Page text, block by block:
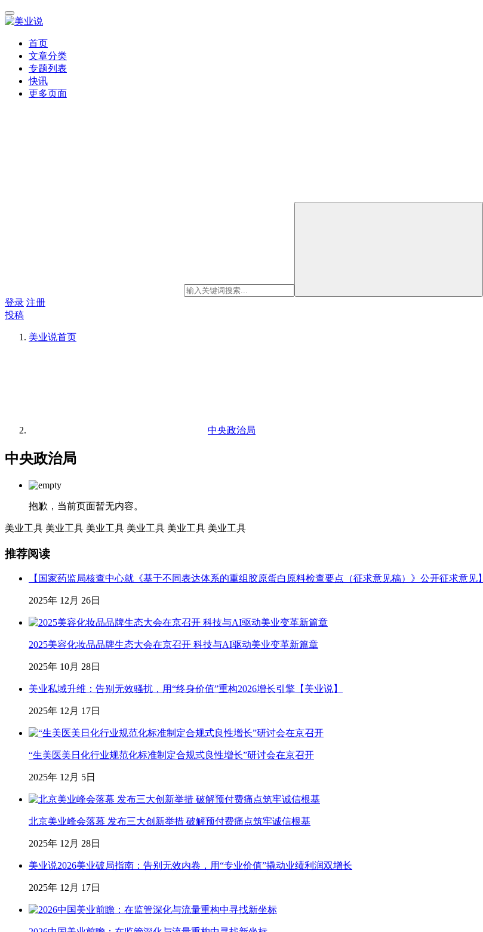
首页
文章分类
专题列表
快讯
更多页面
登录 注册
投稿
美业说首页
中央政治局
中央政治局
抱歉，当前页面暂无内容。
美业工具 美业工具 美业工具 美业工具 美业工具 美业工具
推荐阅读
【国家药监局核查中心就《基于不同表达体系的重组胶原蛋白原料检查要点（征求意见稿）》公开征求意见】
2025年 12月 26日
2025美容化妆品品牌生态大会在京召开 科技与AI驱动美业变革新篇章
2025年 10月 28日
美业私域升维：告别无效骚扰，用“终身价值”重构2026增长引擎【美业说】
2025年 12月 17日
“生美医美日化行业规范化标准制定合规式良性增长”研讨会在京召开
2025年 12月 5日
北京美业峰会落幕 发布三大创新举措 破解预付费痛点筑牢诚信根基
2025年 12月 28日
美业说2026美业破局指南：告别无效内卷，用“专业价值”撬动业绩利润双增长
2025年 12月 17日